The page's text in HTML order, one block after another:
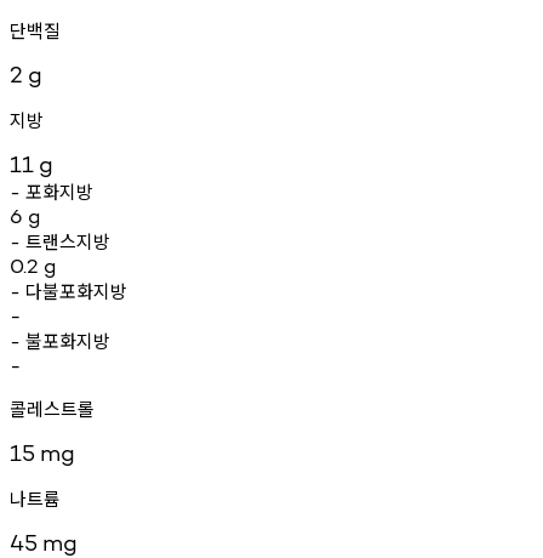
단백질
2 g
지방
11 g
- 포화지방
6 g
- 트랜스지방
0.2 g
- 다불포화지방
-
- 불포화지방
-
콜레스트롤
15 mg
나트륨
45 mg